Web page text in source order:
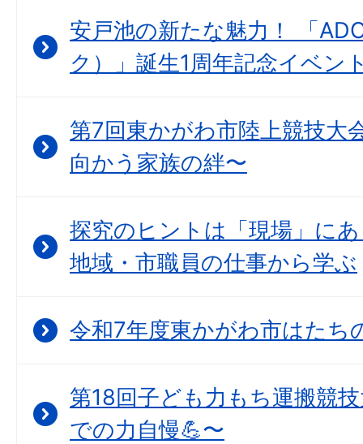
安戸池の新たな魅力！ 「
ク）」誕生1周年記念イベン
第7回東かがわ市陸上競技大
向かう家族の絆〜
探究のヒントは「現場」に
地域・市職員の仕事から学ぶ
令和7年度東かがわ市はたち
第18回子ども力もち運搬競
での力自慢💪〜